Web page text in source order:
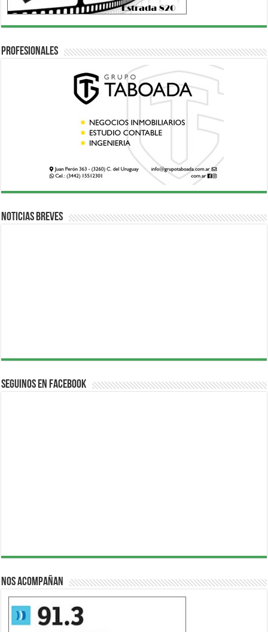
Profesionales
Noticias breves
Seguinos en Facebook
Nos acompañan